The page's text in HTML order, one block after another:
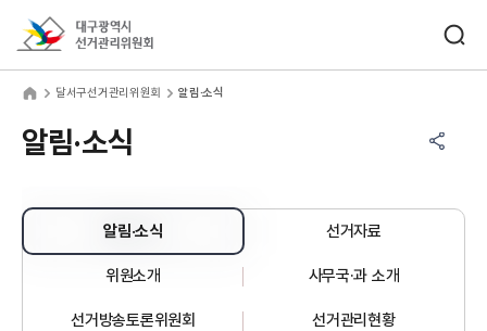
달서구선거관리위원회 알림·소식
알림·소식
알림·소식 선거자료
위원소개 사무국·과 소개
선거방송토론위원회 선거관리현황